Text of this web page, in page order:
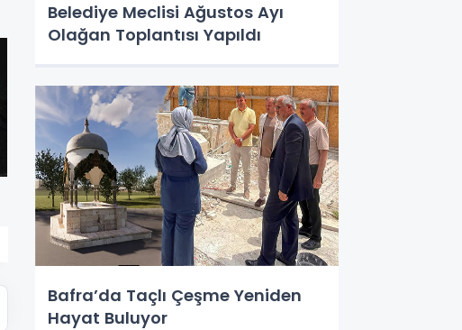
Belediye Meclisi Ağustos Ayı
Olağan Toplantısı Yapıldı
Bafra’da Taçlı Çeşme Yeniden
Hayat Buluyor